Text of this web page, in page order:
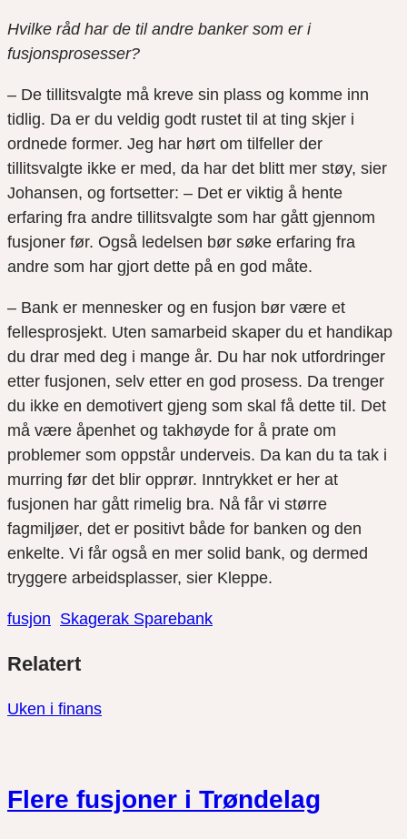
Hvilke råd har de til andre banker som er i
fusjonsprosesser?
– De tillitsvalgte må kreve sin plass og komme inn
tidlig. Da er du veldig godt rustet til at ting skjer i
ordnede former. Jeg har hørt om tilfeller der
tillitsvalgte ikke er med, da har det blitt mer støy, sier
Johansen, og fortsetter: – Det er viktig å hente
erfaring fra andre tillitsvalgte som har gått gjennom
fusjoner før. Også ledelsen bør søke erfaring fra
andre som har gjort dette på en god måte.
– Bank er mennesker og en fusjon bør være et
fellesprosjekt. Uten samarbeid skaper du et handikap
du drar med deg i mange år. Du har nok utfordringer
etter fusjonen, selv etter en god prosess. Da trenger
du ikke en demotivert gjeng som skal få dette til. Det
må være åpenhet og takhøyde for å prate om
problemer som oppstår underveis. Da kan du ta tak i
murring før det blir opprør. Inntrykket er her at
fusjonen har gått rimelig bra. Nå får vi større
fagmiljøer, det er positivt både for banken og den
enkelte. Vi får også en mer solid bank, og dermed
tryggere arbeidsplasser, sier Kleppe.
fusjon Skagerak Sparebank
link
på
på
Relatert
Uken i finans
Flere fusjoner i Trøndelag